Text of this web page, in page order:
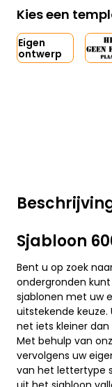
Sjabloon
Bent u op zoek
ondergronden
sjablonen met uw
uitstekende
net iets kleiner
Met behulp van
vervolgens uw
van het lettertype
Kies een
Eigen
ontwerp